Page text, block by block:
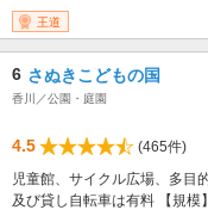
王道
6 さぬきこどもの国
香川／公園・庭園
4.5
(465件)
児童館、サイクル広場、多目
及び貸し自転車は有料 【規模